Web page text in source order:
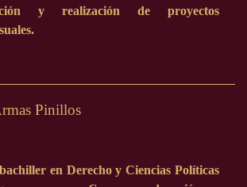
y realización de proyectos
Pinillos
en Derecho y Ciencias Políticas